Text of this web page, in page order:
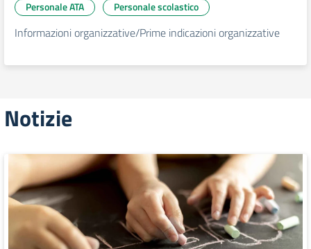
Personale ATA
Personale scolastico
Informazioni organizzative/Prime indicazioni organizzative
Notizie